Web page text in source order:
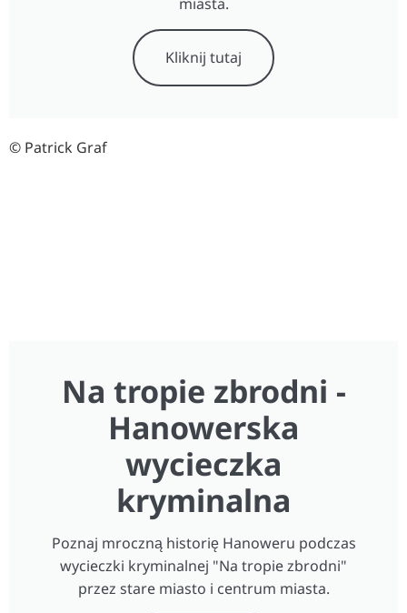
miasta.
Kliknij tutaj
© Patrick Graf
Na tropie zbrodni -
Hanowerska
wycieczka
kryminalna
Poznaj mroczną historię Hanoweru podczas
wycieczki kryminalnej "Na tropie zbrodni"
przez stare miasto i centrum miasta.